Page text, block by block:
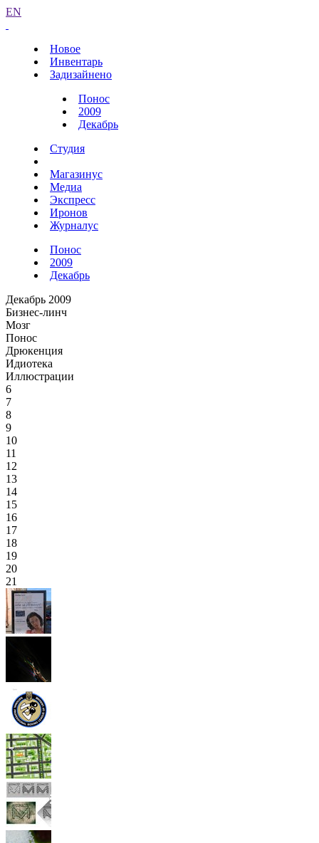
EN
Новое
Инвентарь
Задизайнено
Понос
2009
Декабрь
Студия
Магазинус
Медиа
Экспресс
Иронов
Журналус
Понос
2009
Декабрь
Декабрь 2009
Бизнес-линч
Мозг
Понос
Дрюкенция
Идиотека
Иллюстрации
6
7
8
9
10
11
12
13
14
15
16
17
18
19
20
21